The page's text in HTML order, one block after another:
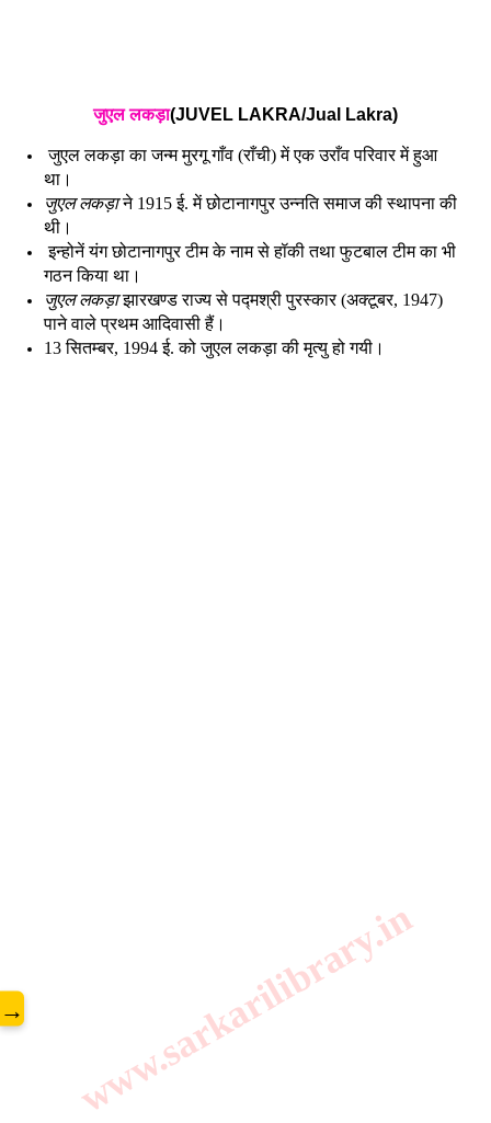
जुएल लकड़ा(JUVEL LAKRA/Jual Lakra)
जुएल लकड़ा का जन्म मुरगू गाँव (राँची) में एक उराँव परिवार में हुआ
था।
जुएल लकड़ाने 1915 ई. में छोटानागपुर उन्नति समाज की स्थापना की
थी।
इन्होनें यंग छोटानागपुर टीम के नाम से हॉकी तथा फुटबाल टीम का भी
गठन किया था।
जुएल लकड़ाझारखण्ड राज्य से पद्मश्री पुरस्कार (अक्टूबर, 1947)
पाने वाले प्रथम आदिवासी हैं।
13 सितम्बर, 1994 ई. को जुएल लकड़ा की मृत्यु हो गयी।
www.sarkarilibrary.in
→